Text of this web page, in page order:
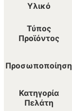
Υλικό
Τύπος
Προϊόντος
Προσωποποίηση
Κατηγορία
Πελάτη